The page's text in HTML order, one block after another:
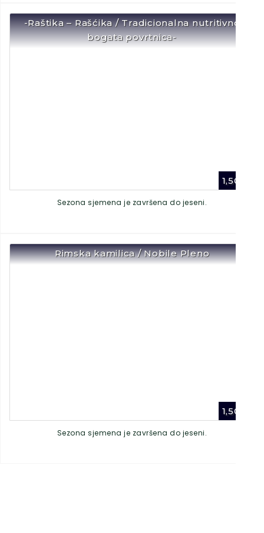
-Raštika – Rašćika / Tradicionalna nutritivno
bogata povrtnica-
1,50
Sezona sjemena je završena do jeseni.
Rimska kamilica / Nobile Pleno
1,50
Sezona sjemena je završena do jeseni.